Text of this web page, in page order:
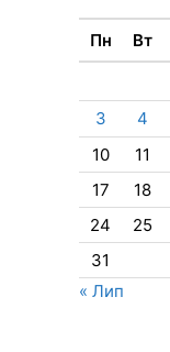
Пн Вт
3
4
10
11
17
18
24
25
31
« Лип